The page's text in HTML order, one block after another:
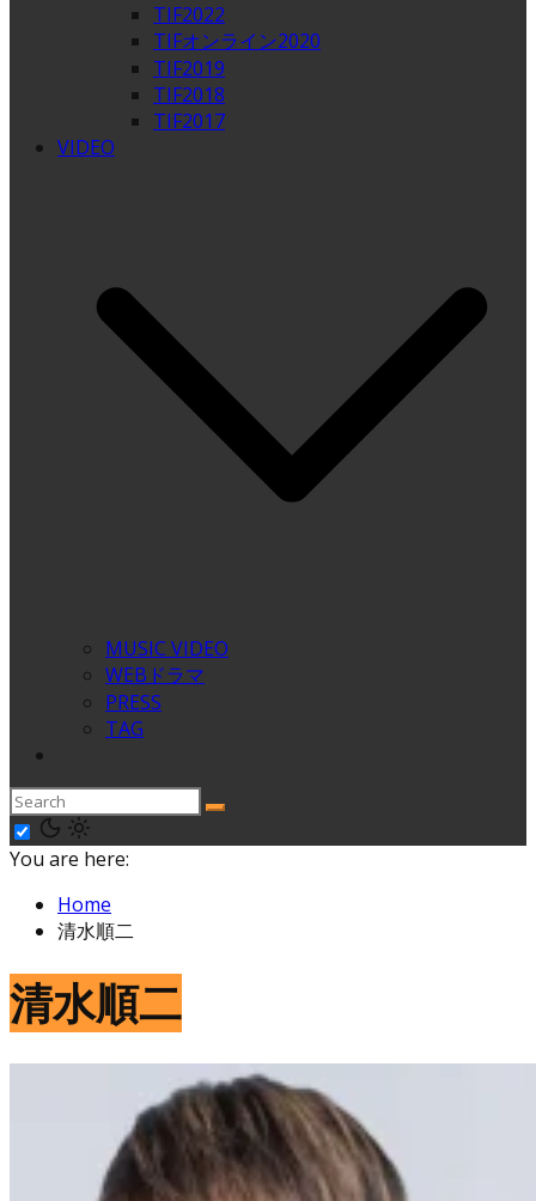
TIF2022
TIFオンライン2020
TIF2019
TIF2018
TIF2017
VIDEO
MUSIC VIDEO
WEBドラマ
PRESS
TAG
You are here:
Home
清水順二
清水順二